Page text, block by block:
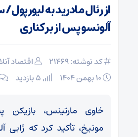
از رئال مادرید به
آلونسو پس از برکناری
کد نوشته: 21469
اقتصاد
خاوی مارتینس، بازیکن
مونیخ، تأکید کرد که ژابی